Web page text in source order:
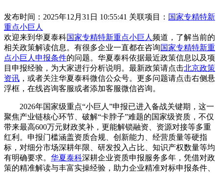
发布时间：2025年12月31日 10:55:41 关联项目： 国家专精特新
重点小巨人
欢迎来到华夏泰科国家专精特新重点小巨人 频道，了解当前的
相关政策解读信息。有很多企业一直都在咨询国家专精特新重
点小巨人申报条件的问题。华夏泰科依据最近政策信息以及项
目申报经验，为大家进行分析说明。最新政策请点击北京政策
资讯 ，或者关注华夏泰科微信公众号。更多问题请点击右侧悬
浮框，在线咨询客服或者添加客服微信咨询。
2026年国家级重点“小巨人”申报已进入备战关键期，这一
聚焦产业链核心环节、破解“卡脖子”难题的国家级资质，不仅
带来最高600万元财政奖补，更能解锁融资、资源对接等多重
红利。申报门槛涵盖资质合规、创新能力、经营质量等硬指
标，对细分市场深耕年限、研发投入占比、知识产权数量等均
有明确要求。 华夏泰科深耕企业资质申报服务多年，凭借对政
策的精准解读与丰富实操经验，助力企业精准对标申报条件、